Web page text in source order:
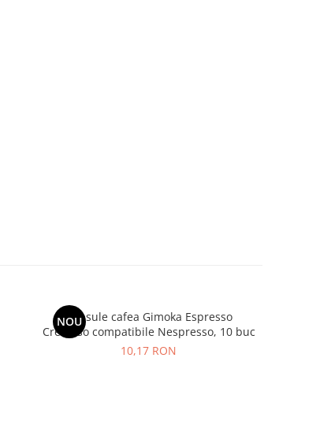
NOU
Capsule cafea Gimoka Espresso
Cremoso compatibile Nespresso, 10 buc
10,17 RON